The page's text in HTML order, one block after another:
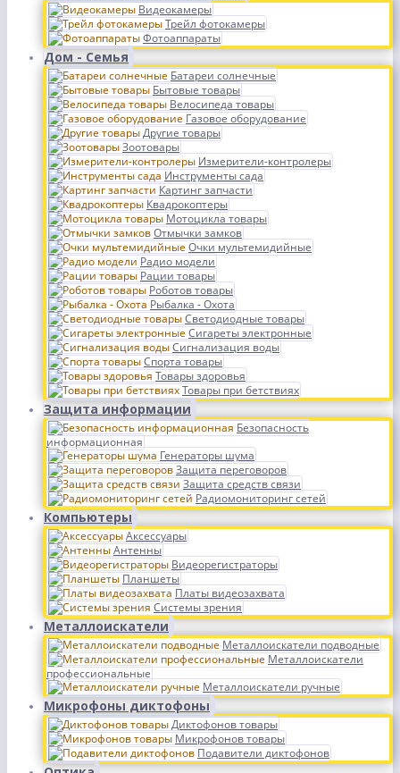
Видеокамеры
Трейл фотокамеры
Фотоаппараты
Дом - Семья
Батареи солнечные
Бытовые товары
Велосипеда товары
Газовое оборудование
Другие товары
Зоотовары
Измерители-контролеры
Инструменты сада
Картинг запчасти
Квадрокоптеры
Мотоцикла товары
Отмычки замков
Очки мультемидийные
Радио модели
Рации товары
Роботов товары
Рыбалка - Охота
Светодиодные товары
Сигареты электронные
Сигнализация воды
Спорта товары
Товары здоровья
Товары при бетствиях
Защита информации
Безопасность
информационная
Генераторы шума
Защита переговоров
Защита средств связи
Радиомониторинг сетей
Компьютеры
Аксессуары
Антенны
Видеорегистраторы
Планшеты
Платы видеозахвата
Системы зрения
Металлоискатели
Металлоискатели подводные
Металлоискатели
профессиональные
Металлоискатели ручные
Микрофоны диктофоны
Диктофонов товары
Микрофонов товары
Подавители диктофонов